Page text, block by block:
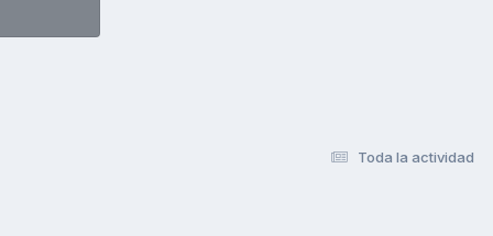
Toda la actividad